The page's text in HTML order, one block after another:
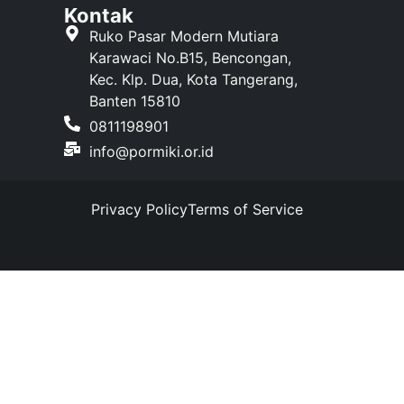
Kontak
Ruko Pasar Modern Mutiara
Karawaci No.B15, Bencongan,
Kec. Klp. Dua, Kota Tangerang,
Banten 15810
0811198901
info@pormiki.or.id
Privacy PolicyTerms of Service